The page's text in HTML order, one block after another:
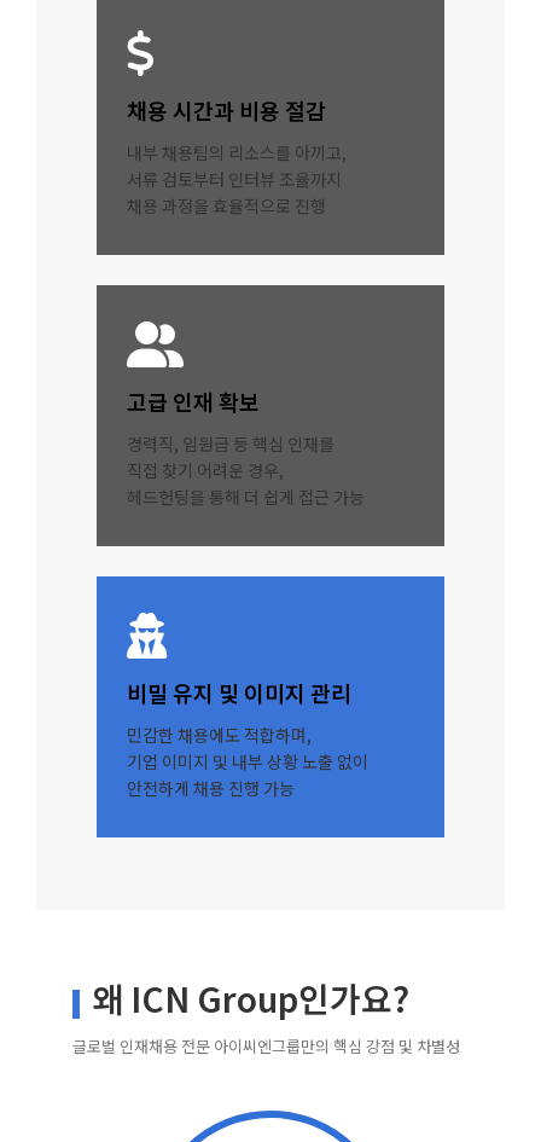
채용 시간과 비용 절감
내부 채용팀의 리소스를 아끼고,
서류 검토부터 인터뷰 조율까지
채용 과정을 효율적으로 진행
고급 인재 확보
경력직, 임원급 등 핵심 인재를
직접 찾기 어려운 경우,
헤드헌팅을 통해 더 쉽게 접근 가능
비밀 유지 및 이미지 관리
민감한 채용에도 적합하며,
기업 이미지 및 내부 상황 노출 없이
안전하게 채용 진행 가능
왜 ICN Group인가요?
글로벌 인재채용 전문 아이씨엔그룹만의 핵심 강점 및 차별성